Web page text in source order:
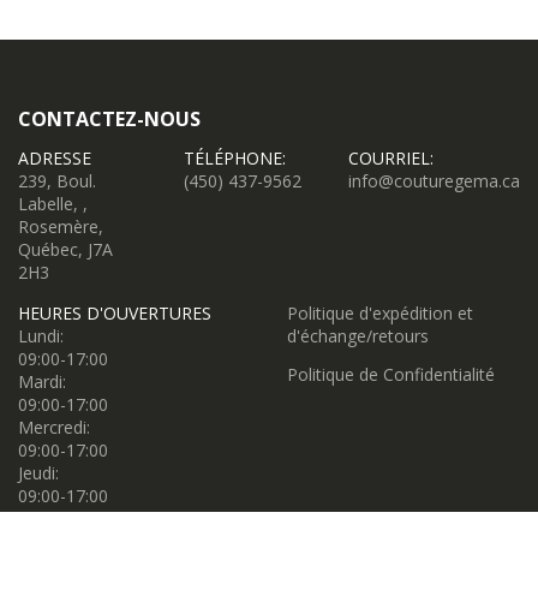
CONTACTEZ-NOUS
ADRESSE
239, Boul.
Labelle, ,
Rosemère,
Québec, J7A
2H3
TÉLÉPHONE:
(450) 437-9562
COURRIEL:
info@couturegema.ca
HEURES D'OUVERTURES
Lundi:
09:00-17:00
Mardi:
09:00-17:00
Mercredi:
09:00-17:00
Jeudi:
09:00-17:00
Vendredi:
Politique d'expédition et
d'échange/retours
Politique de Confidentialité